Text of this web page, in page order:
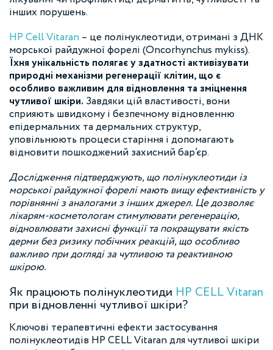
інших порушень.
HP Cell Vitaran – це полінуклеотиди, отримані з ДНК
морської райдужної форелі (Oncorhynchus mykiss).
Їхня унікальність полягає у здатності активізувати
природні механізми регенерації клітин, що є
особливо важливим для відновлення та зміцнення
чутливої шкіри. Завдяки цій властивості, вони
сприяють швидкому і безпечному відновленню
епідермальних та дермальних структур,
уповільнюють процеси старіння і допомагають
відновити пошкоджений захисний бар’єр.
Дослідження підтверджують, що полінуклеотиди із
морської райдужної форелі мають вищу ефективність у
порівнянні з аналогами з інших джерел. Це дозволяє
лікарям-косметологам стимулювати регенерацію,
відновлювати захисні функції та покращувати якість
дерми без ризику побічних реакцій, що особливо
важливо при догляді за чутливою та реактивною
шкірою.
Як працюють полінуклеотиди HP CELL Vitaran
при відновленні чутливої шкіри?
Ключові терапевтичні ефекти застосування
полінуклеотидів HP CELL Vitaran для чутливої шкіри